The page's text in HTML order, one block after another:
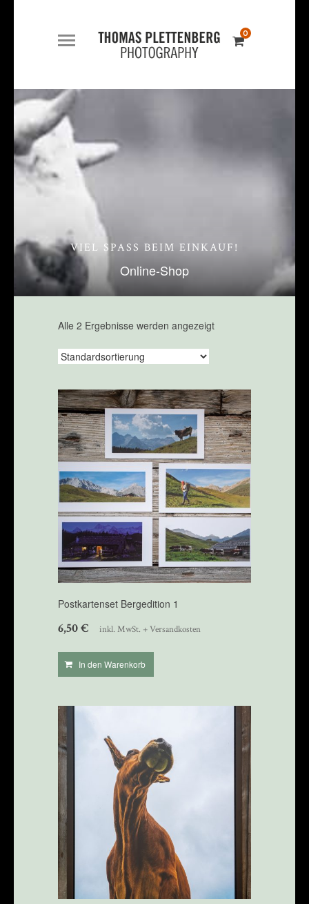
0
VIEL SPASS BEIM EINKAUF!
Online-Shop
Alle 2 Ergebnisse werden angezeigt
Postkartenset Bergedition 1
6,50€ inkl. MwSt. + Versandkosten
In den Warenkorb